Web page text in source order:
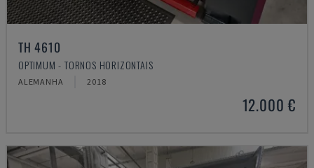
TH 4610
OPTIMUM - TORNOS HORIZONTAIS
ALEMANHA 2018
12.000 €